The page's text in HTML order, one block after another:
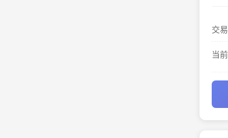
交
当